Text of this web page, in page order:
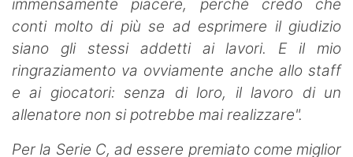
immensamente piacere, perché credo che
conti molto di più se ad esprimere il giudizio
siano gli stessi addetti ai lavori. E il mio
ringraziamento va ovviamente anche allo staff
e ai giocatori: senza di loro, il lavoro di un
allenatore non si potrebbe mai realizzare".
Per la Serie C, ad essere premiato come miglior